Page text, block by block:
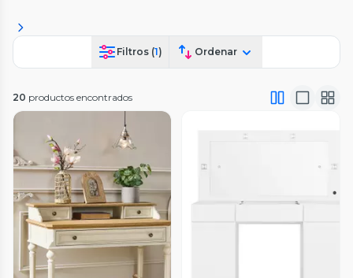
Filtros (1) Ordenar
20 productos encontrados